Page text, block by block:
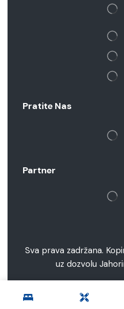
Pratite Nas
Partner
Sva prava zadržana.
uz dozvolu